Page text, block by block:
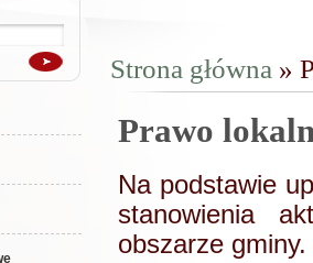
Jesteś tutaj
Strona główna »
Prawo
Na podstawie
stanowienia
obszarze gminy.